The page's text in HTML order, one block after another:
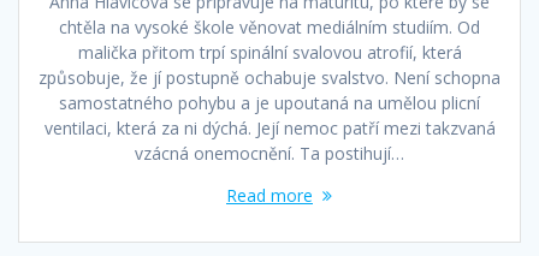
chtěla na vysoké škole věnovat mediálním studiím. Od
malička přitom trpí spinální svalovou atrofií, která
způsobuje, že jí postupně ochabuje svalstvo. Není schopna
samostatného pohybu a je upoutaná na umělou plicní
ventilaci, která za ni dýchá. Její nemoc patří mezi takzvaná
vzácná onemocnění. Ta postihují…
Read more